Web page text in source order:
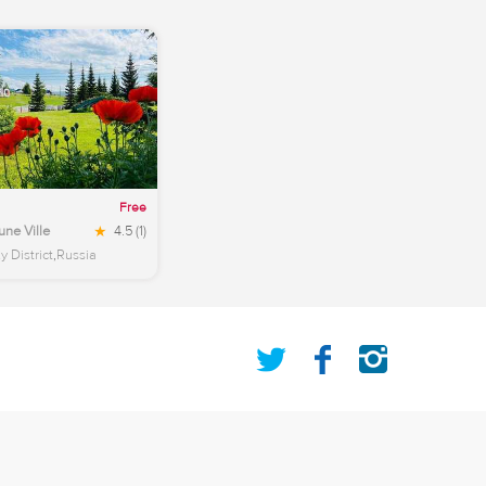
Côte d’Ivoire
Danemark
Dominican Republic
Ecuador
Free
Ville
4.5(1)
District,Russia
Twitter Facebook